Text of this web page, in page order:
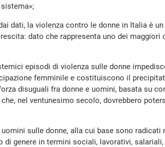
la violenza contro le donne in Italia è un
dato che rappresenta uno dei
episodi di violenza sulle donne
femminile e costituiscono il
disuguali fra donne e uomini, basata su
nel ventunesimo secolo, dovrebbero
sulle donne, alla cui base sono radicati
di genere in termini sociali, lavorativi,